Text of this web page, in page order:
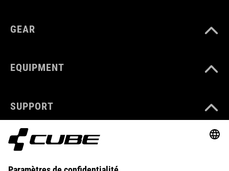
GEAR
EQUIPMENT
SUPPORT
ABOUT US